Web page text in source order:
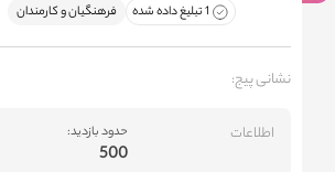
1 تبلیغ داده شده فرهنگیان و کارمندان
نشانی پیج:
اطلاعات حدود بازدید:
500